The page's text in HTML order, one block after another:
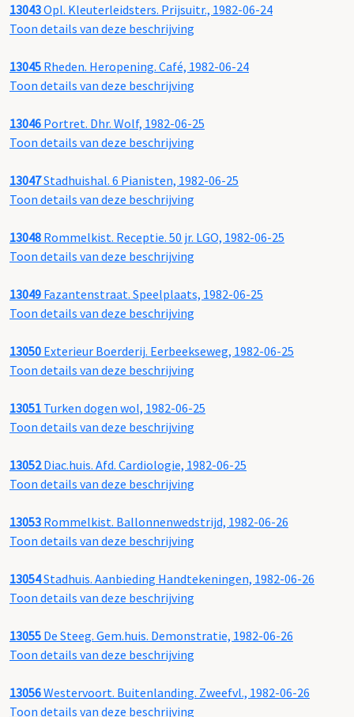
13043Opl. Kleuterleidsters. Prijsuitr., 1982-06-24
Toon details van deze beschrijving
13045 Rheden. Heropening. Café, 1982-06-24
Toon details van deze beschrijving
13046 Portret. Dhr. Wolf, 1982-06-25
Toon details van deze beschrijving
13047Stadhuishal. 6 Pianisten, 1982-06-25
Toon details van deze beschrijving
13048 Rommelkist. Receptie. 50 jr. LGO, 1982-06-25
Toon details van deze beschrijving
13049 Fazantenstraat. Speelplaats, 1982-06-25
Toon details van deze beschrijving
13050 Exterieur Boerderij. Eerbeekseweg, 1982-06-25
Toon details van deze beschrijving
13051 Turken dogen wol, 1982-06-25
Toon details van deze beschrijving
13052Diac.huis. Afd. Cardiologie, 1982-06-25
Toon details van deze beschrijving
13053 Rommelkist. Ballonnenwedstrijd, 1982-06-26
Toon details van deze beschrijving
13054Stadhuis. Aanbieding Handtekeningen, 1982-06-26
Toon details van deze beschrijving
13055 De Steeg. Gem.huis. Demonstratie, 1982-06-26
Toon details van deze beschrijving
13056Westervoort. Buitenlanding. Zweefvl., 1982-06-26
Toon details van deze beschrijving